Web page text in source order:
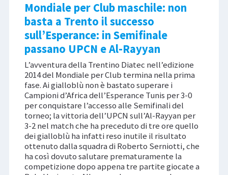
Mondiale per Club maschile: non
basta a Trento il successo
sull’Esperance: in Semifinale
passano UPCN e Al-Rayyan
L’avventura della Trentino Diatec nell’edizione
2014 del Mondiale per Club termina nella prima
fase. Ai gialloblù non è bastato superare i
Campioni d’Africa dell’Esperance Tunis per 3-0
per conquistare l’accesso alle Semifinali del
torneo; la vittoria dell’UPCN sull’Al-Rayyan per
3-2 nel match che ha preceduto di tre ore quello
dei gialloblù ha infatti reso inutile il risultato
ottenuto dalla squadra di Roberto Serniotti, che
ha così dovuto salutare prematuramente la
competizione dopo appena tre partite giocate a